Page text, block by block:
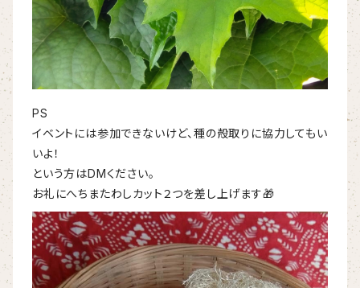
PS
イベントには参加できないけど、種の殻取りに協力してもい
いよ！
という方はDMください。
お礼にへちまたわしカット２つを差し上げます🎁